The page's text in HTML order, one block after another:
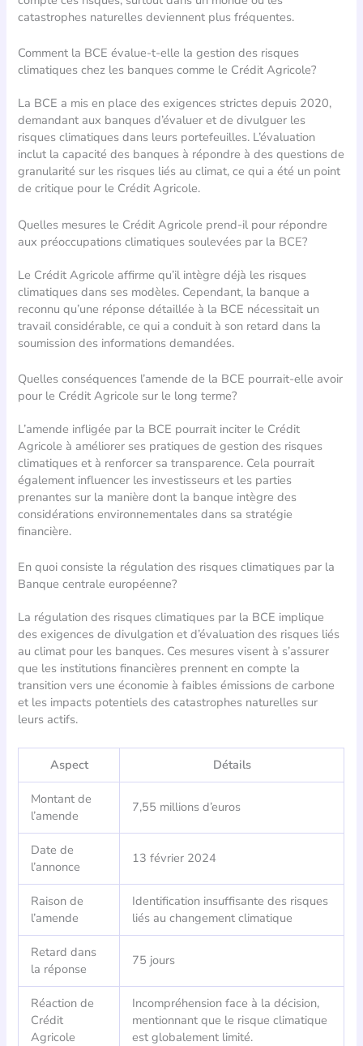
catastrophes naturelles deviennent plus fréquentes.
Comment la BCE évalue-t-elle la gestion des risques
climatiques chez les banques comme le Crédit Agricole?
La BCE a mis en place des exigences strictes depuis 2020,
demandant aux banques d’évaluer et de divulguer les
risques climatiques dans leurs portefeuilles. L’évaluation
inclut la capacité des banques à répondre à des questions de
granularité sur les risques liés au climat, ce qui a été un point
de critique pour le Crédit Agricole.
Quelles mesures le Crédit Agricole prend-il pour répondre
aux préoccupations climatiques soulevées par la BCE?
Le Crédit Agricole affirme qu’il intègre déjà les risques
climatiques dans ses modèles. Cependant, la banque a
reconnu qu’une réponse détaillée à la BCE nécessitait un
travail considérable, ce qui a conduit à son retard dans la
soumission des informations demandées.
Quelles conséquences l’amende de la BCE pourrait-elle avoir
pour le Crédit Agricole sur le long terme?
L’amende infligée par la BCE pourrait inciter le Crédit
Agricole à améliorer ses pratiques de gestion des risques
climatiques et à renforcer sa transparence. Cela pourrait
également influencer les investisseurs et les parties
prenantes sur la manière dont la banque intègre des
considérations environnementales dans sa stratégie
financière.
En quoi consiste la régulation des risques climatiques par la
Banque centrale européenne?
La régulation des risques climatiques par la BCE implique
des exigences de divulgation et d’évaluation des risques liés
au climat pour les banques. Ces mesures visent à s’assurer
que les institutions financières prennent en compte la
transition vers une économie à faibles émissions de carbone
et les impacts potentiels des catastrophes naturelles sur
leurs actifs.
Aspect Détails
Montant de
l’amende
7,55 millions d’euros
Date de
l’annonce
13 février 2024
Raison de
l’amende
Identification insuffisante des risques
liés au changement climatique
Retard dans
la réponse
75 jours
Réaction de
Crédit
Agricole
Incompréhension face à la décision,
mentionnant que le risque climatique
est globalement limité.